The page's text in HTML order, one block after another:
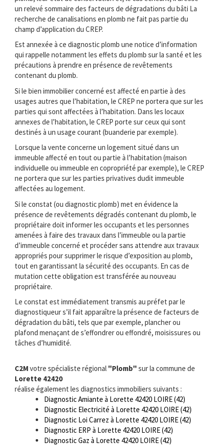
un relevé sommaire des facteurs de dégradations du bâti La
recherche de canalisations en plomb ne fait pas partie du
champ d’application du CREP.
Est annexée à ce diagnostic plomb une notice d’information
qui rappelle notamment les effets du plomb sur la santé et les
précautions à prendre en présence de revêtements
contenant du plomb.
Si le bien immobilier concerné est affecté en partie à des
usages autres que l’habitation, le CREP ne portera que sur les
parties qui sont affectées à l’habitation. Dans les locaux
annexes de l’habitation, le CREP porte sur ceux qui sont
destinés à un usage courant (buanderie par exemple).
Lorsque la vente concerne un logement situé dans un
immeuble affecté en tout ou partie à l’habitation (maison
individuelle ou immeuble en copropriété par exemple), le CREP
ne portera que sur les parties privatives dudit immeuble
affectées au logement.
Si le constat (ou diagnostic plomb) met en évidence la
présence de revêtements dégradés contenant du plomb, le
propriétaire doit informer les occupants et les personnes
amenées à faire des travaux dans l’immeuble ou la partie
d’immeuble concerné et procéder sans attendre aux travaux
appropriés pour supprimer le risque d’exposition au plomb,
tout en garantissant la sécurité des occupants. En cas de
mutation cette obligation est transférée au nouveau
propriétaire.
Le constat est immédiatement transmis au préfet par le
diagnostiqueur s’il fait apparaître la présence de facteurs de
dégradation du bâti, tels que par exemple, plancher ou
plafond menaçant de s’effondrer ou effondré, moisissures ou
tâches d’humidité.
C2Mvotre spécialiste régional "Plomb" sur la commune de
Lorette 42420
réalise également les diagnostics immobiliers suivants :
Diagnostic Amiante à Lorette 42420 LOIRE (42)
Diagnostic Electricité à Lorette 42420 LOIRE (42)
Diagnostic Loi Carrez à Lorette 42420 LOIRE (42)
Diagnostic ERP à Lorette 42420 LOIRE (42)
Diagnostic Gaz à Lorette 42420 LOIRE (42)